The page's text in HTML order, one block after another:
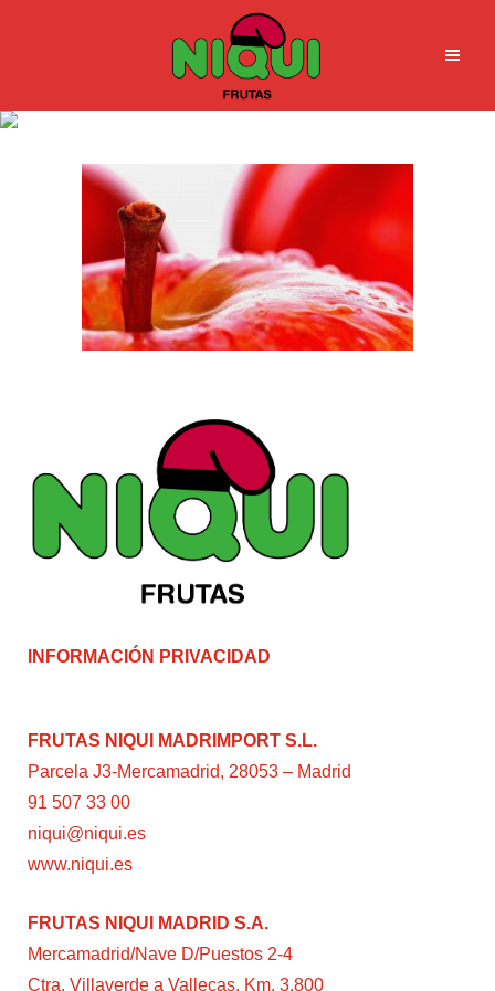
INFORMACIÓN PRIVACIDAD
FRUTAS NIQUI MADRIMPORT S.L.
Parcela J3-Mercamadrid, 28053 – Madrid
91 507 33 00
niqui@niqui.es
www.niqui.es
FRUTAS NIQUI MADRID S.A.
Mercamadrid/Nave D/Puestos 2-4
Ctra. Villaverde a Vallecas, Km. 3,800